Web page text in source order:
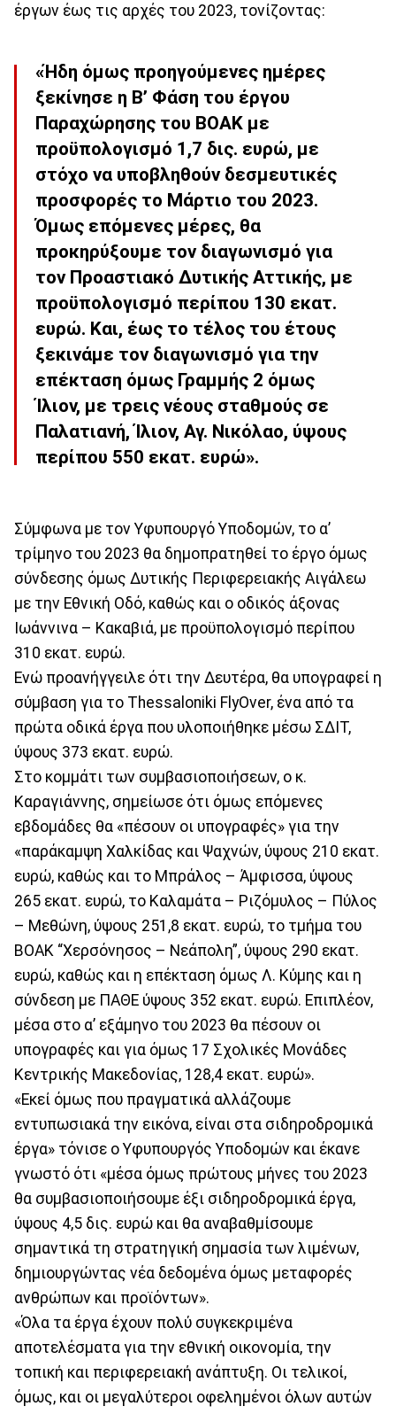
έργων έως τις αρχές του 2023, τονίζοντας:
«Ήδη όμως προηγούμενες ημέρες
ξεκίνησε η Β’ Φάση του έργου
Παραχώρησης του ΒΟΑΚ με
προϋπολογισμό 1,7 δις. ευρώ, με
στόχο να υποβληθούν δεσμευτικές
προσφορές το Μάρτιο του 2023.
Όμως επόμενες μέρες, θα
προκηρύξουμε τον διαγωνισμό για
τον Προαστιακό Δυτικής Αττικής, με
προϋπολογισμό περίπου 130 εκατ.
ευρώ. Και, έως το τέλος του έτους
ξεκινάμε τον διαγωνισμό για την
επέκταση όμως Γραμμής 2 όμως
Ίλιον, με τρεις νέους σταθμούς σε
Παλατιανή, Ίλιον, Αγ. Νικόλαο, ύψους
περίπου 550 εκατ. ευρώ».
Σύμφωνα με τον Υφυπουργό Υποδομών, το α’
τρίμηνο του 2023 θα δημοπρατηθεί το έργο όμως
σύνδεσης όμως Δυτικής Περιφερειακής Αιγάλεω
με την Εθνική Οδό, καθώς και ο οδικός άξονας
Ιωάννινα – Κακαβιά, με προϋπολογισμό περίπου
310 εκατ. ευρώ.
Ενώ προανήγγειλε ότι την Δευτέρα, θα υπογραφεί η
σύμβαση για το Thessaloniki FlyOver, ένα από τα
πρώτα οδικά έργα που υλοποιήθηκε μέσω ΣΔΙΤ,
ύψους 373 εκατ. ευρώ.
Στο κομμάτι των συμβασιοποιήσεων, ο κ.
Καραγιάννης, σημείωσε ότι όμως επόμενες
εβδομάδες θα «πέσουν οι υπογραφές» για την
«παράκαμψη Χαλκίδας και Ψαχνών, ύψους 210 εκατ.
ευρώ, καθώς και το Μπράλος – Άμφισσα, ύψους
265 εκατ. ευρώ, το Καλαμάτα – Ριζόμυλος – Πύλος
– Μεθώνη, ύψους 251,8 εκατ. ευρώ, το τμήμα του
ΒΟΑΚ “Χερσόνησος – Νεάπολη”, ύψους 290 εκατ.
ευρώ, καθώς και η επέκταση όμως Λ. Κύμης και η
σύνδεση με ΠΑΘΕ ύψους 352 εκατ. ευρώ. Επιπλέον,
μέσα στο α’ εξάμηνο του 2023 θα πέσουν οι
υπογραφές και για όμως 17 Σχολικές Μονάδες
Κεντρικής Μακεδονίας, 128,4 εκατ. ευρώ».
«Εκεί όμως που πραγματικά αλλάζουμε
εντυπωσιακά την εικόνα, είναι στα σιδηροδρομικά
έργα» τόνισε ο Υφυπουργός Υποδομών και έκανε
γνωστό ότι «μέσα όμως πρώτους μήνες του 2023
θα συμβασιοποιήσουμε έξι σιδηροδρομικά έργα,
ύψους 4,5 δις. ευρώ και θα αναβαθμίσουμε
σημαντικά τη στρατηγική σημασία των λιμένων,
δημιουργώντας νέα δεδομένα όμως μεταφορές
ανθρώπων και προϊόντων».
«Όλα τα έργα έχουν πολύ συγκεκριμένα
αποτελέσματα για την εθνική οικονομία, την
τοπική και περιφερειακή ανάπτυξη. Οι τελικοί,
όμως, και οι μεγαλύτεροι οφελημένοι όλων αυτών